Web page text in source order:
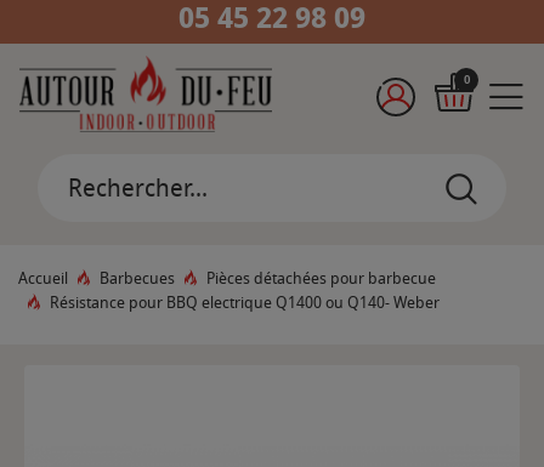
05 45 22 98 09
0
Accueil Barbecues
Pièces détachées pour barbecue
Résistance pour BBQ electrique Q1400 ou Q140- Weber